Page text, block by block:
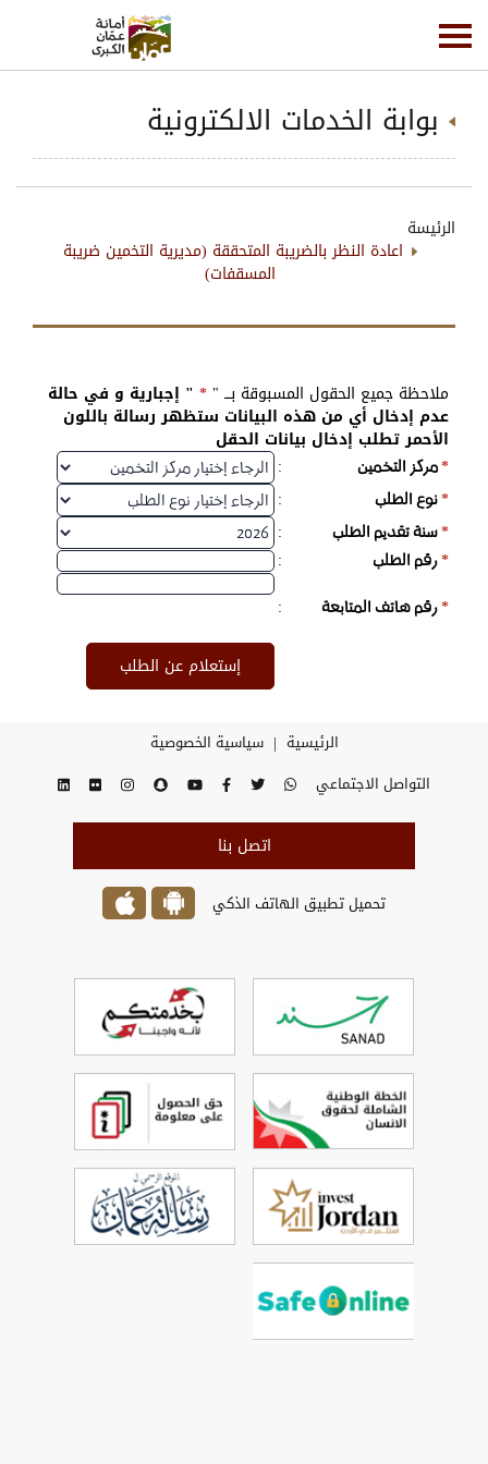
بوابة الخدمات الالكترونية
الرئيسة
اعادة النظر بالضريبة المتحققة (مديرية التخمين ضريبة
المسقفات)
ملاحظة جميع الحقول المسبوقة بـــ " * " إجبارية و في حالة
عدم إدخال أي من هذه البيانات ستظهر رسالة باللون
الأحمر تطلب إدخال بيانات الحقل
*مركز التخمين
:
*نوع الطلب
:
*سنة تقديم الطلب
:
*رقم الطلب
:
*رقم هاتف المتابعة :
الرئيسية | سياسية الخصوصية
التواصل الاجتماعي
اتصل بنا
تحميل تطبيق الهاتف الذكي